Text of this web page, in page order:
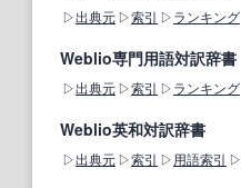
出典元 索引 ランキング
Weblio専門用語対訳辞書
出典元 索引 ランキング
Weblio英和対訳辞書
出典元 索引 用語索引